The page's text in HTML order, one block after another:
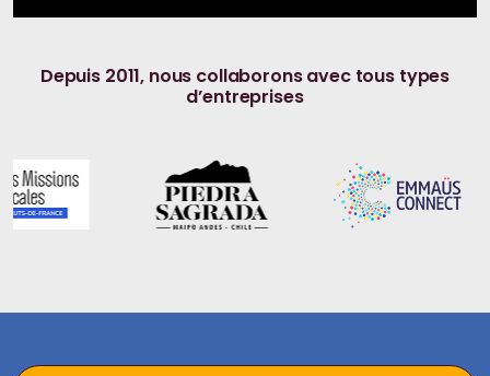
Depuis 2011, nous collaborons avec tous types
d’entreprises